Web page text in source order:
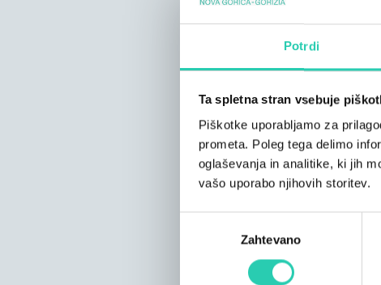
Potrdi
Ta spletna stran vsebuje
Piškotke uporabljamo za
prometa. Poleg tega delimo
oglaševanja in analitike, ki jih
vašo uporabo njihovih storitev.
Zahtevano